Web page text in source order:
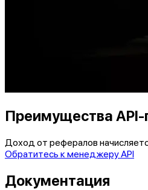
Преимущества
Доход от рефералов
Обратитесь к менеджеру API
Документация